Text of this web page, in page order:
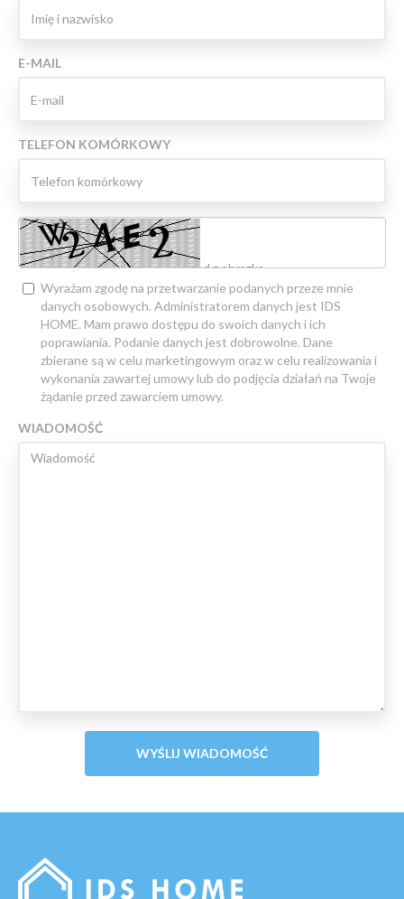
E-MAIL
TELEFON KOMÓRKOWY
Wyrażam zgodę na przetwarzanie podanych przeze mnie
danych osobowych. Administratorem danych jest IDS
HOME. Mam prawo dostępu do swoich danych i ich
poprawiania. Podanie danych jest dobrowolne. Dane
zbierane są w celu marketingowym oraz w celu realizowania i
wykonania zawartej umowy lub do podjęcia działań na Twoje
żądanie przed zawarciem umowy.
WIADOMOŚĆ